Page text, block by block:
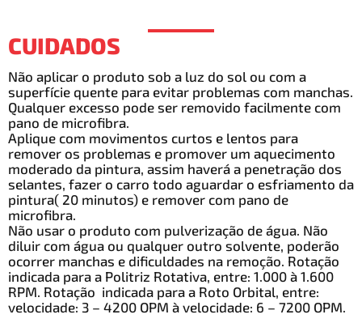
CUIDADOS
Não aplicar o produto sob a luz do sol ou com a
superfície quente para evitar problemas com manchas.
Qualquer excesso pode ser removido facilmente com
pano de microfibra.
Aplique com movimentos curtos e lentos para
remover os problemas e promover um aquecimento
moderado da pintura, assim haverá a penetração dos
selantes, fazer o carro todo aguardar o esfriamento da
pintura( 20 minutos) e remover com pano de
microfibra.
Não usar o produto com pulverização de água. Não
diluir com água ou qualquer outro solvente, poderão
ocorrer manchas e dificuldades na remoção. Rotação
indicada para a Politriz Rotativa, entre: 1.000 à 1.600
RPM. Rotação indicada para a Roto Orbital, entre:
velocidade: 3 – 4200 OPM à velocidade: 6 – 7200 OPM.